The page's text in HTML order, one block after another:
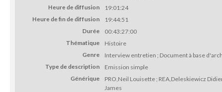
Heure de diffusion
19:01:24
Heure de fin de diffusion
19:44:51
Durée
00:43:27:00
Thématique
Histoire
Genre
Interview entretien ; Document à base
Type de description
Emission simple
Générique
PRO,Neil Louisette ; REA,Deleskiewicz
James